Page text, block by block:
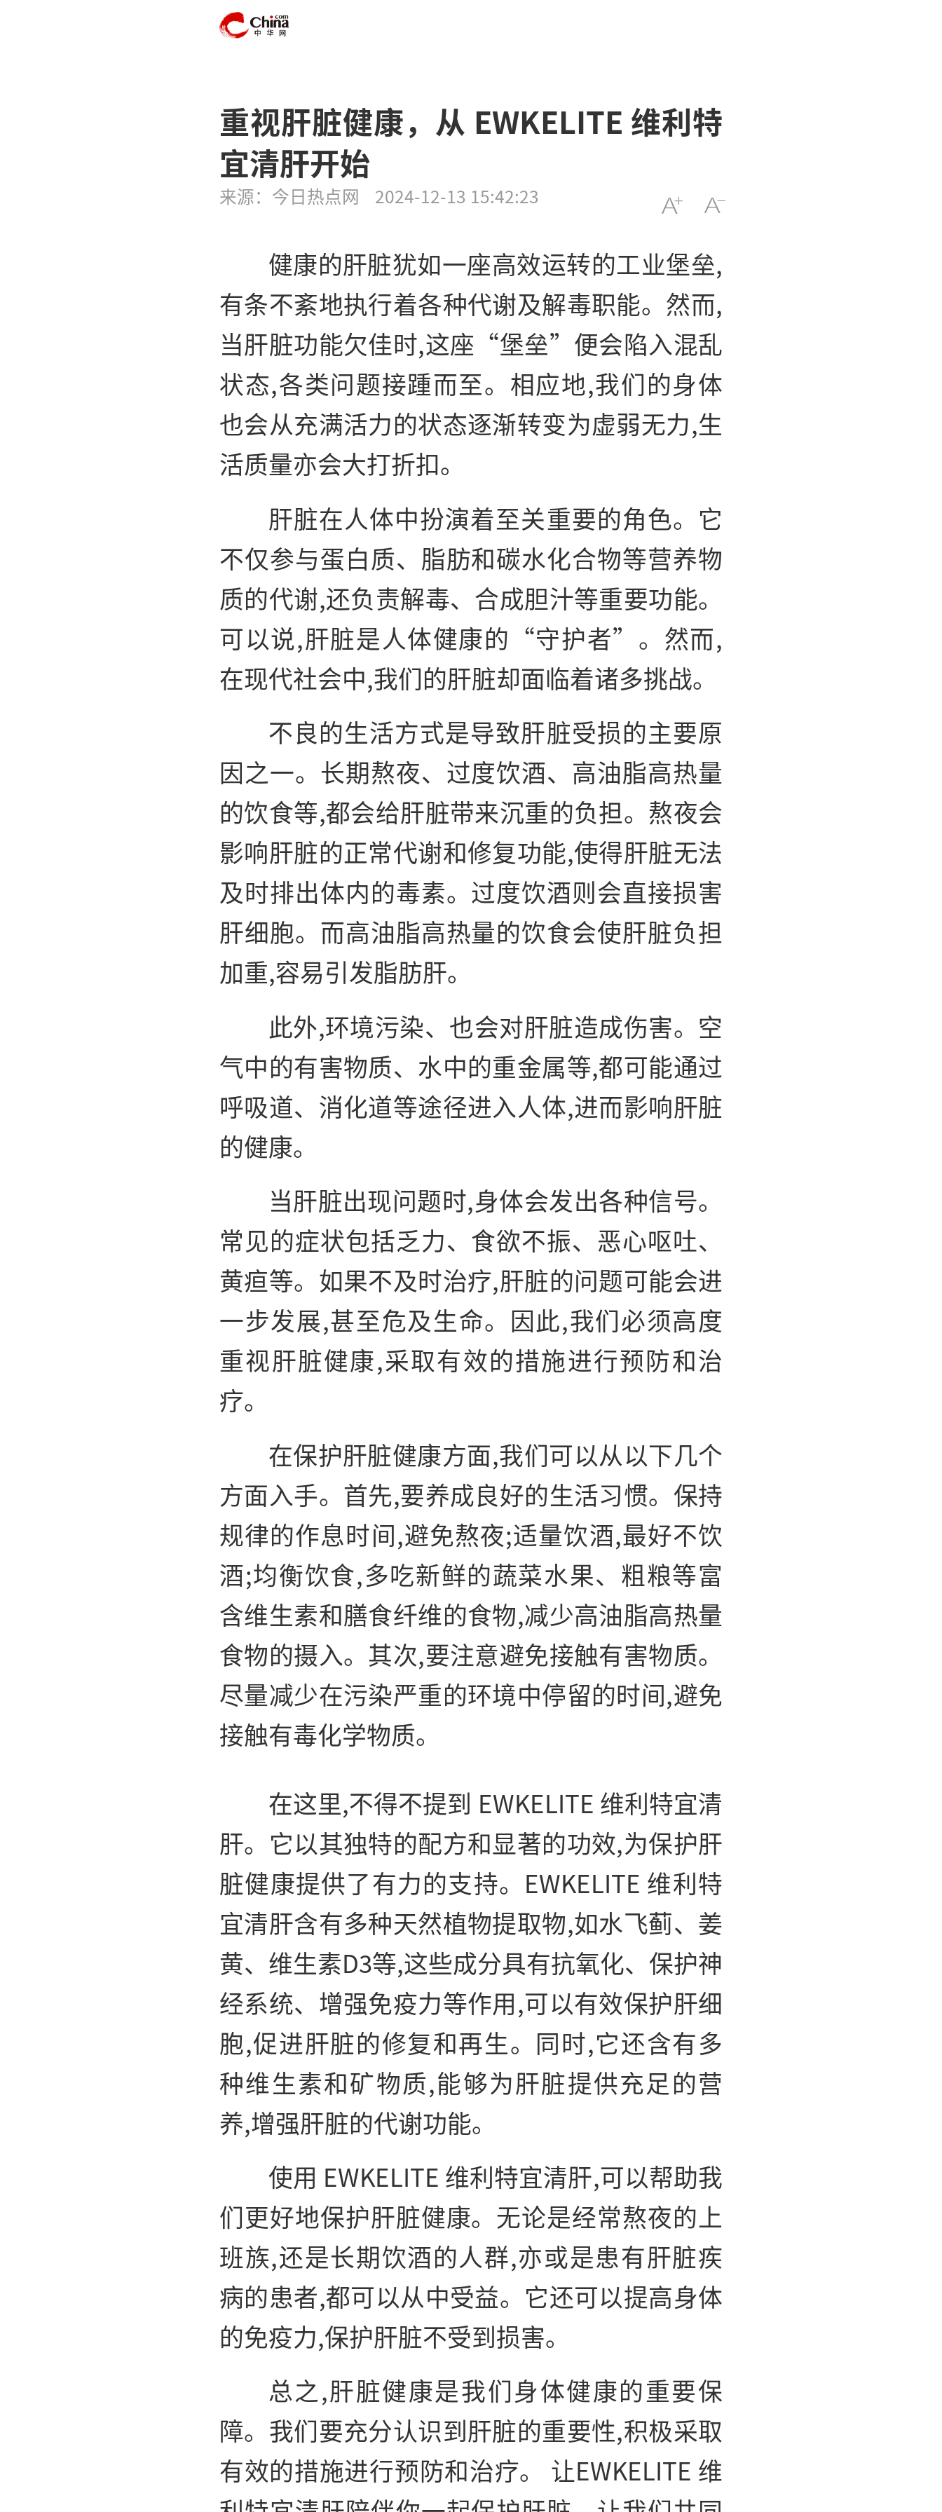
重视肝脏健康，从 EWKELITE 维利特
宜清肝开始
来源：今日热点网 2024-12-13 15:42:23
健康的肝脏犹如一座高效运转的工业堡垒,
有条不紊地执行着各种代谢及解毒职能。然而,
当肝脏功能欠佳时,这座“堡垒”便会陷入混乱
状态,各类问题接踵而至。相应地,我们的身体
也会从充满活力的状态逐渐转变为虚弱无力,生
活质量亦会大打折扣。
肝脏在人体中扮演着至关重要的角色。它
不仅参与蛋白质、脂肪和碳水化合物等营养物
质的代谢,还负责解毒、合成胆汁等重要功能。
可以说,肝脏是人体健康的“守护者”。然而,
在现代社会中,我们的肝脏却面临着诸多挑战。
不良的生活方式是导致肝脏受损的主要原
因之一。长期熬夜、过度饮酒、高油脂高热量
的饮食等,都会给肝脏带来沉重的负担。熬夜会
影响肝脏的正常代谢和修复功能,使得肝脏无法
及时排出体内的毒素。过度饮酒则会直接损害
肝细胞。而高油脂高热量的饮食会使肝脏负担
加重,容易引发脂肪肝。
此外,环境污染、也会对肝脏造成伤害。空
气中的有害物质、水中的重金属等,都可能通过
呼吸道、消化道等途径进入人体,进而影响肝脏
的健康。
当肝脏出现问题时,身体会发出各种信号。
常见的症状包括乏力、食欲不振、恶心呕吐、
黄疸等。如果不及时治疗,肝脏的问题可能会进
一步发展,甚至危及生命。因此,我们必须高度
重视肝脏健康,采取有效的措施进行预防和治
疗。
在保护肝脏健康方面,我们可以从以下几个
方面入手。首先,要养成良好的生活习惯。保持
规律的作息时间,避免熬夜;适量饮酒,最好不饮
酒;均衡饮食,多吃新鲜的蔬菜水果、粗粮等富
含维生素和膳食纤维的食物,减少高油脂高热量
食物的摄入。其次,要注意避免接触有害物质。
尽量减少在污染严重的环境中停留的时间,避免
接触有毒化学物质。
在这里,不得不提到 EWKELITE 维利特宜清
肝。它以其独特的配方和显著的功效,为保护肝
脏健康提供了有力的支持。EWKELITE 维利特
宜清肝含有多种天然植物提取物,如水飞蓟、姜
黄、维生素D3等,这些成分具有抗氧化、保护神
经系统、增强免疫力等作用,可以有效保护肝细
胞,促进肝脏的修复和再生。同时,它还含有多
种维生素和矿物质,能够为肝脏提供充足的营
养,增强肝脏的代谢功能。
使用 EWKELITE 维利特宜清肝,可以帮助我
们更好地保护肝脏健康。无论是经常熬夜的上
班族,还是长期饮酒的人群,亦或是患有肝脏疾
病的患者,都可以从中受益。它还可以提高身体
的免疫力,保护肝脏不受到损害。
总之,肝脏健康是我们身体健康的重要保
障。我们要充分认识到肝脏的重要性,积极采取
有效的措施进行预防和治疗。 让EWKELITE 维